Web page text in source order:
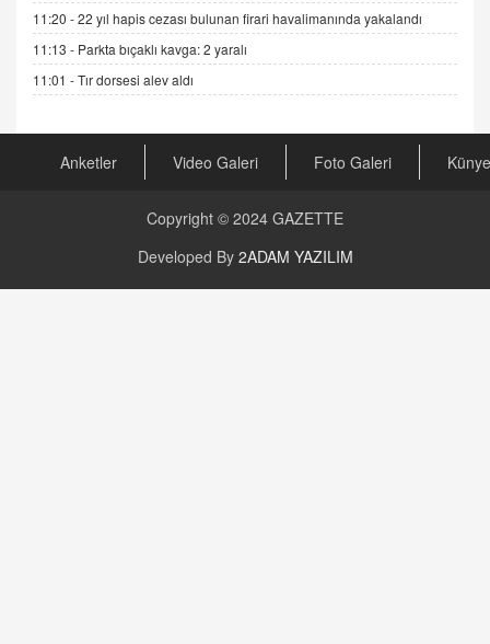
AV. RÜMEYSA ÖZKALE
Kira Uyuşmazlıklarında Dava Açmadan Önce
Arabulucuya Başvuru Şartı
CAN UĞURATEŞ
Değişen yapısıyla Suriye
16.12.2024 14:16
GÜNLÜK BURÇ YORUMU
Günlük Burç Yorumu | 22 Kasım 2024: Koç,
11:20 -22 yıl hapis cezası bulunan firari havalimanında yakalandı
11:13 - Parkta bıçaklı kavga: 2 yaralı
11:01 -Tır dorsesi alev aldı
Anketler Video Galeri Foto Galeri Künye
Copyright © 2024 GAZETTE
Developed By 2ADAM YAZILIM